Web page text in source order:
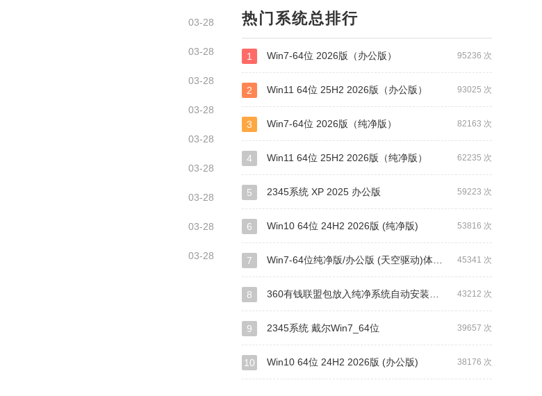
03-28
03-28
03-28
03-28
03-28
03-28
03-28
03-28
03-28
热门系统总排行
95236 次
1 Win7-64位 2026版（办公版）
93025 次
2 Win11 64位 25H2 2026版（办公版）
82163 次
3 Win7-64位 2026版（纯净版）
62235 次
4 Win11 64位 25H2 2026版（纯净版）
59223 次
5 2345系统 XP 2025 办公版
53816 次
6 Win10 64位 24H2 2026版 (纯净版)
45341 次
7 Win7-64位纯净版/办公版 (天空驱动)体积偏大
43212 次
8 360有钱联盟包放入纯净系统自动安装教程
39657 次
9 2345系统 戴尔Win7_64位
38176 次
10 Win10 64位 24H2 2026版 (办公版)